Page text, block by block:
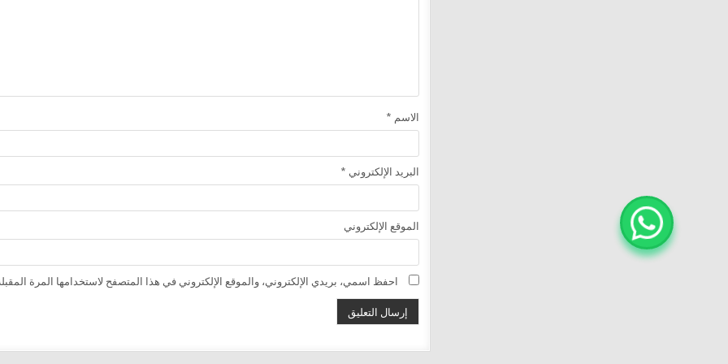
الاسم *
البريد الإلكتروني *
الموقع الإلكتروني
احفظ اسمي، بريدي الإلكتروني، والموقع الإلكتروني في هذا المتصفح لاستخدامها المرة